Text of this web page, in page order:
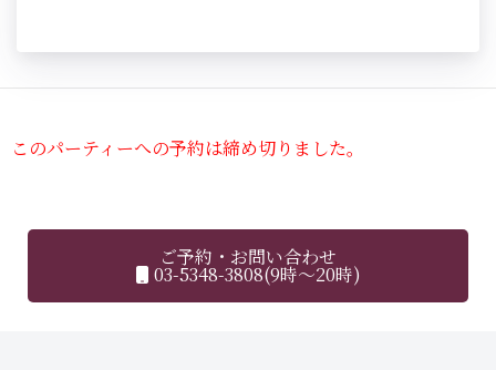
このパーティーへの予約は締め切りました。
ご予約・お問い合わせ
03-5348-3808(9時～20時)